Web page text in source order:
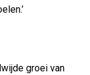
groei van